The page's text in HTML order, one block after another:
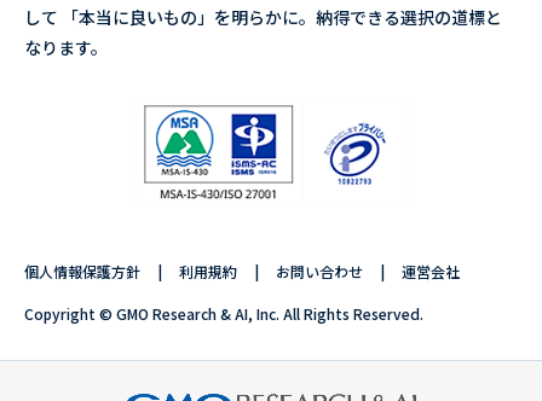
して 「本当に良いもの」を明らかに。納得できる選択の道標と
なります。
個人情報保護方針 利用規約 お問い合わせ 運営会社
Copyright © GMO Research & AI, Inc. All Rights Reserved.